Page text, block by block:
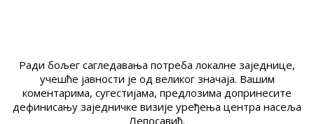
Ради бољег сагледавања потреба локалне заједнице,
учешће јавности је од великог значаја. Вашим
коментарима, сугестијама, предлозима допринесите
дефинисању заједничке визије уређења центра насеља
Лепосавић.